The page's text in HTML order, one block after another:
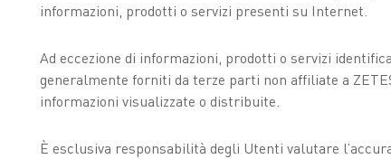
informazioni, prodotti o servizi presenti su Internet.
Ad eccezione di informazioni, prodotti o servizi
generalmente forniti da terze parti non affiliate a
informazioni visualizzate o distribuite.
È esclusiva responsabilità degli Utenti valutare